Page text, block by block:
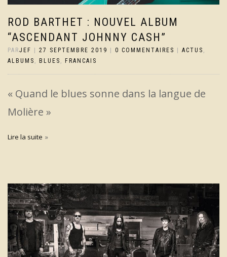
ROD BARTHET : NOUVEL ALBUM
“ASCENDANT JOHNNY CASH”
PARJEF 27 SEPTEMBRE 2019 0 COMMENTAIRES ACTUS ,
ALBUMS , BLUES , FRANCAIS
« Quand le blues sonne dans la langue de
Molière »
Lire la suite